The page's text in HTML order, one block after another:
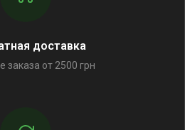
доставка
заказа от 2500 грн